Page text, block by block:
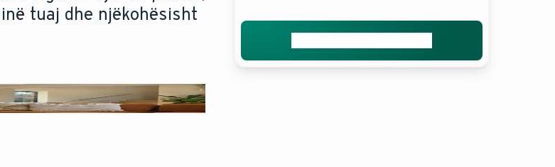
tuaj dhe njëkohësisht